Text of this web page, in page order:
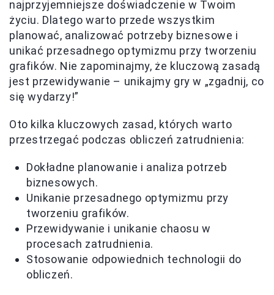
najprzyjemniejsze doświadczenie w Twoim
życiu. Dlatego warto przede wszystkim
planować, analizować potrzeby biznesowe i
unikać przesadnego optymizmu przy tworzeniu
grafików. Nie zapominajmy, że kluczową zasadą
jest przewidywanie – unikajmy gry w „zgadnij, co
się wydarzy!”
Oto kilka kluczowych zasad, których warto
przestrzegać podczas obliczeń zatrudnienia:
Dokładne planowanie i analiza potrzeb
biznesowych.
Unikanie przesadnego optymizmu przy
tworzeniu grafików.
Przewidywanie i unikanie chaosu w
procesach zatrudnienia.
Stosowanie odpowiednich technologii do
obliczeń.